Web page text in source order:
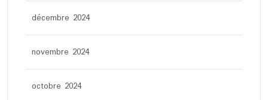
décembre 2024
novembre 2024
octobre 2024